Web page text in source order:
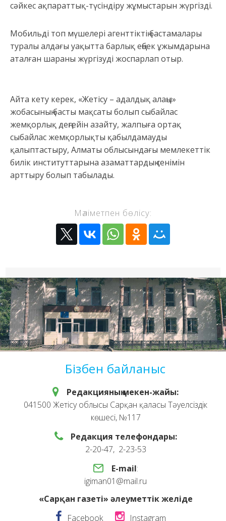
сәйкес ақпараттық-түсіндіру жұмыстарын жүргізді.
Мобильді топ мүшелері агенттіктің бастамалары
туралы алдағы уақытта барлық еңбек ұжымдарына
аталған шараны жүргізуді жоспарлап отыр.
Айта кету керек, «Жетісу – адалдық алаңы»
жобасының басты мақсаты болып сыбайлас
жемқорлық деңгейін азайту, жалпыға ортақ
сыбайлас жемқорлықты қабылдамауды
қалыптастыру, Алматы облысындағы мемлекеттік
билік институттарына азаматтардың сенімін
арттыру болып табылады.
Мәліметпен бөлісу:
Бізбен байланыс
Редакцияның мекен-жайы:
041500 Жетісу облысы Сарқан қаласы Тәуелсіздік
көшесі, №117
Редакция телефондары:
2-20-47, 2-23-53
E-mail:
igiman01@mail.ru
«Сарқан газеті» әлеуметтік желіде
Facebook
Instagram